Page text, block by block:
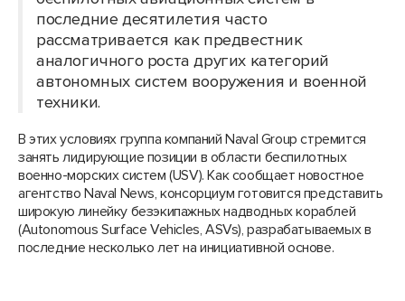
последние десятилетия часто
рассматривается как предвестник
аналогичного роста других категорий
автономных систем вооружения и военной
техники.
В этих условиях группа компаний Naval Group стремится
занять лидирующие позиции в области беспилотных
военно-морских систем (USV). Как сообщает новостное
агентство Naval News, консорциум готовится представить
широкую линейку безэкипажных надводных кораблей
(Autonomous Surface Vehicles, ASVs), разрабатываемых в
последние несколько лет на инициативной основе.